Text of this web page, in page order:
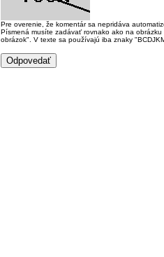
Pre overenie, že komentár sa nepridáva
Písmená musíte zadávať rovnako ako na
obrázok". V texte sa používajú iba znaky